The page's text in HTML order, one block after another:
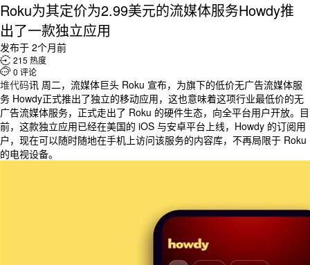
Roku为其定价为2.99美元的流媒体服务Howdy推
出了一款独立应用
发布于 2个月前
 215 热度
 0 评论
堆代码讯 周二，流媒体巨头 Roku 宣布，为旗下的低价无广告流媒体服
务 Howdy正式推出了独立的移动应用，这也意味着这项行业最低价的无
广告流媒体服务，正式走出了 Roku 的硬件生态，向全平台用户开放。目
前，这款独立应用已经在美国的 iOS 与安卓平台上线，Howdy 的订阅用
户，现在可以随时随地在手机上访问该服务的内容库，不再局限于 Roku
的电视设备。